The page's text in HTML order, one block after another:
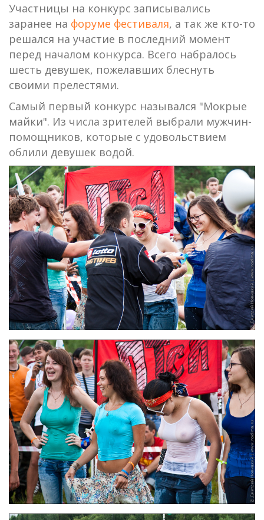
Участницы на конкурс записывались
заранее на форуме фестиваля, а так же кто-то
решался на участие в последний момент
перед началом конкурса. Всего набралось
шесть девушек, пожелавших блеснуть
своими прелестями.
Самый первый конкурс назывался "Мокрые
майки". Из числа зрителей выбрали мужчин-
помощников, которые с удовольствием
облили девушек водой.